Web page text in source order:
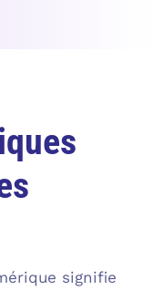
signifie